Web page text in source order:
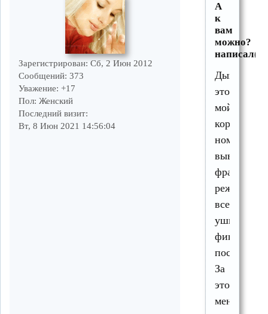
Зарегистрирован: Сб, 2 Июн 2012
Сообщений: 373
Уважение: +17
Пол: Женский
Последний визит:
Вт, 8 Июн 2021 14:56:04
А
к
вам
можно?
Дык
это
мой
коронный
номер-
вывезти
режет
всем
уши,но
фиг
За
это
меня